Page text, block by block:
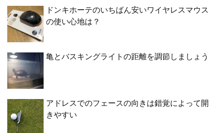
ドンキホーテのいちばん安いワイヤレスマウス
の使い心地は？
亀とバスキングライトの距離を調節しましょう
アドレスでのフェースの向きは錯覚によって開
きやすい